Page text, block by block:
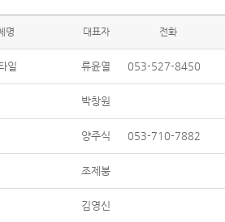
명 대표자 전화
일 류윤열 053-527-8450
박창원
양주식 053-710-7882
조제붕
김영신